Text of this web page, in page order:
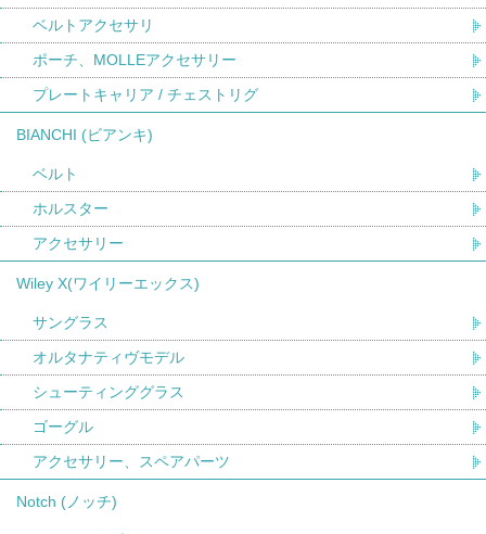
ベルトアクセサリ
ポーチ、MOLLEアクセサリー
プレートキャリア / チェストリグ
BIANCHI (ビアンキ)
ベルト
ホルスター
アクセサリー
Wiley X(ワイリーエックス)
サングラス
オルタナティヴモデル
シューティンググラス
ゴーグル
アクセサリー、スペアパーツ
Notch (ノッチ)